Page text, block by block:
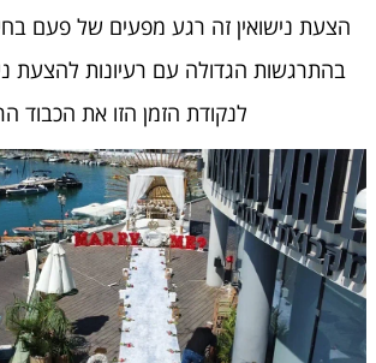
הצעת נישואין זה רגע מפעים של פעם
בהתרגשות הגדולה עם רעיונות להצעת
לנקודת הזמן הזו את הכבוד